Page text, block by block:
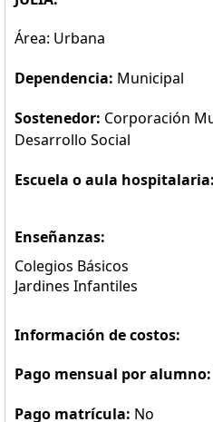
Área: Urbana
Dependencia: Municipal
Sostenedor: Corporación
Desarrollo Social
Escuela o aula hospitalaria:
Enseñanzas:
Colegios Básicos
Jardines Infantiles
Información de costos:
Pago mensual por alumno:
Pago matrícula: No